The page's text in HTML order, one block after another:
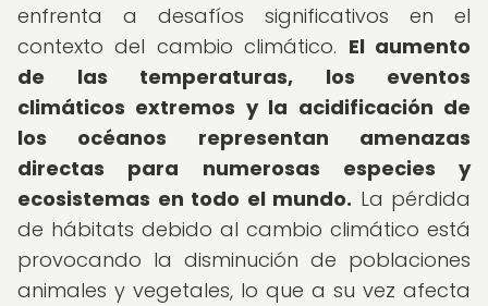
enfrenta a desafíos significativos en el
contexto del cambio climático. El aumento
de las temperaturas, los eventos
climáticos extremos y la acidificación de
los océanos representan amenazas
directas para numerosas especies y
ecosistemas en todo el mundo. La pérdida
de hábitats debido al cambio climático está
provocando la disminución de poblaciones
animales y vegetales, lo que a su vez afecta